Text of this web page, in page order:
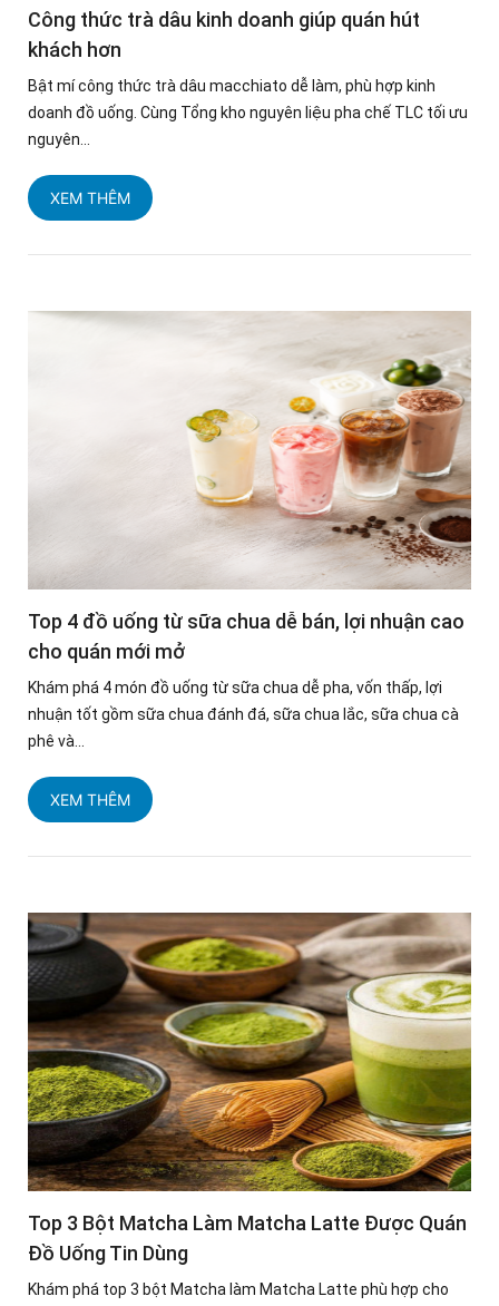
Công thức trà dâu kinh doanh giúp quán hút
khách hơn
Bật mí công thức trà dâu macchiato dễ làm, phù hợp kinh
doanh đồ uống. Cùng Tổng kho nguyên liệu pha chế TLC tối ưu
nguyên...
XEM THÊM
Top 4 đồ uống từ sữa chua dễ bán, lợi nhuận cao
cho quán mới mở
Khám phá 4 món đồ uống từ sữa chua dễ pha, vốn thấp, lợi
nhuận tốt gồm sữa chua đánh đá, sữa chua lắc, sữa chua cà
phê và...
XEM THÊM
Top 3 Bột Matcha Làm Matcha Latte Được Quán
Đồ Uống Tin Dùng
Khám phá top 3 bột Matcha làm Matcha Latte phù hợp cho